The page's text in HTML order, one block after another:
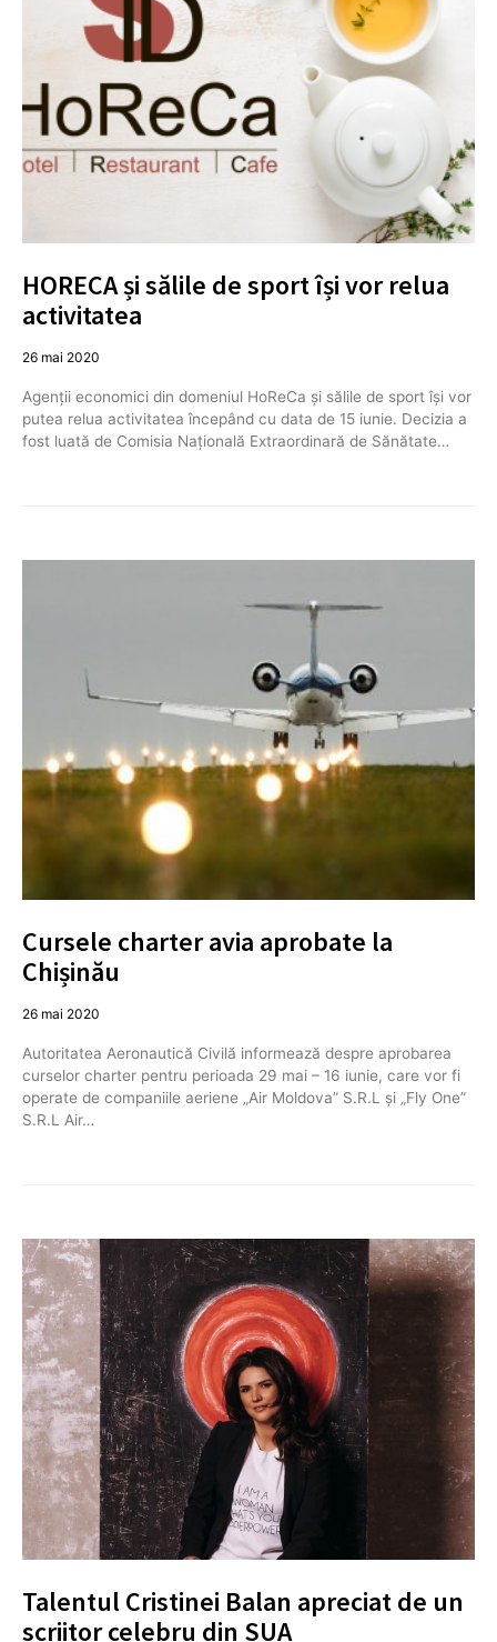
HORECA și sălile de sport își vor relua
activitatea
26 mai 2020
Agenții economici din domeniul HoReCa și sălile de sport își vor
putea relua activitatea începând cu data de 15 iunie. Decizia a
fost luată de Comisia Națională Extraordinară de Sănătate…
Cursele charter avia aprobate la
Chișinău
26 mai 2020
Autoritatea Aeronautică Civilă informează despre aprobarea
curselor charter pentru perioada 29 mai – 16 iunie, care vor fi
operate de companiile aeriene „Air Moldova” S.R.L și „Fly One”
S.R.L Air…
Talentul Cristinei Balan apreciat de un
scriitor celebru din SUA